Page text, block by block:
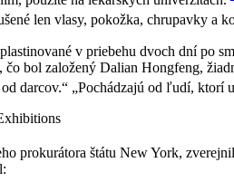
len vlasy, pokožka, chrupavky a
v priebehu dvoch dní po
bol založený Dalian Hongfeng,
darcov.“ „Pochádzajú od ľudí, ktorí
prokurátora štátu New York,